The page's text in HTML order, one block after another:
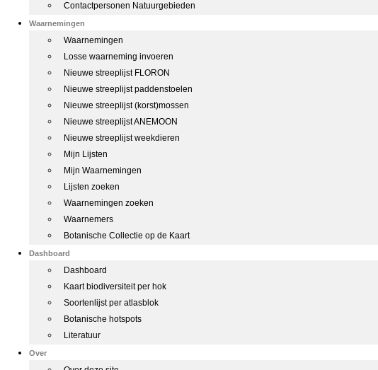
Contactpersonen Natuurgebieden
Waarnemingen
Waarnemingen
Losse waarneming invoeren
Nieuwe streeplijst FLORON
Nieuwe streeplijst paddenstoelen
Nieuwe streeplijst (korst)mossen
Nieuwe streeplijst ANEMOON
Nieuwe streeplijst weekdieren
Mijn Lijsten
Mijn Waarnemingen
Lijsten zoeken
Waarnemingen zoeken
Waarnemers
Botanische Collectie op de Kaart
Dashboard
Dashboard
Kaart biodiversiteit per hok
Soortenlijst per atlasblok
Botanische hotspots
Literatuur
Over